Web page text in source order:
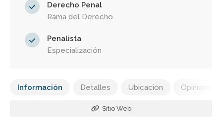
Derecho Penal
Rama del Derecho
Penalista
Especialización
Información Detalles Ubicación Opiniones
Sitio Web